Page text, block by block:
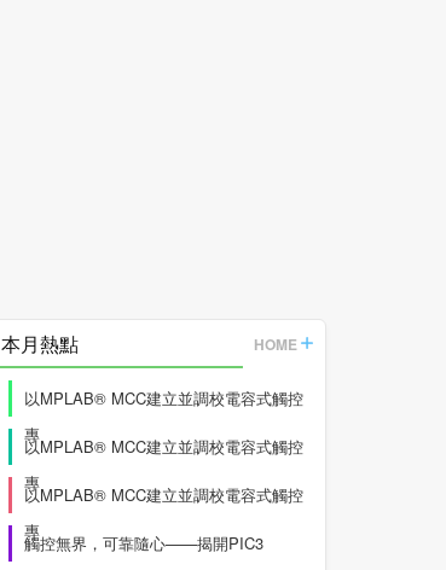
本月熱點 HOME
以MPLAB® MCC建立並調校電容式觸控
專
以MPLAB® MCC建立並調校電容式觸控
專
以MPLAB® MCC建立並調校電容式觸控
專
觸控無界，可靠隨心——揭開PIC3